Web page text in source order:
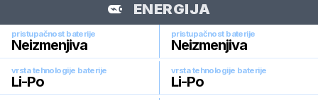
ENERGIJA
pristupačnost baterije
Neizmenjiva
pristupačnost baterije
Neizmenjiva
vrsta tehnologije baterije
Li-Po
vrsta tehnologije baterije
Li-Po